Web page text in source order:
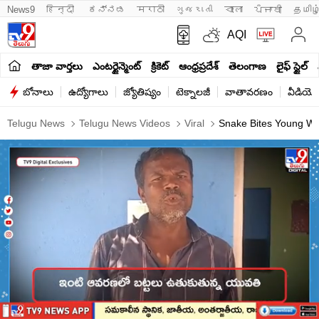
News9 हिन्दी ಕನ್ನಡ मराठी ગુજરાતી বাংলা ਪੰਜਾਬੀ
AQI
తాజా వార్తలు ఎంటర్టైన్మెంట్ క్రికెట్ ఆంధ్రప్రదేశ్ తెలంగాణ లైఫ్ స్టైల్
బోనాలు ఉద్యోగాలు జ్యోతిష్యం టెక్నాలజీ వాతావరణం
Telugu News Telugu News Videos Viral Snake Bites Young